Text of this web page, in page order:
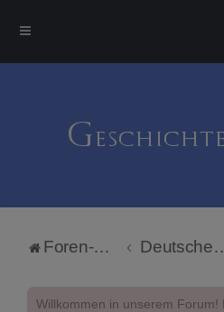
Foren-Übersicht
Willkommen in unserem Forum!